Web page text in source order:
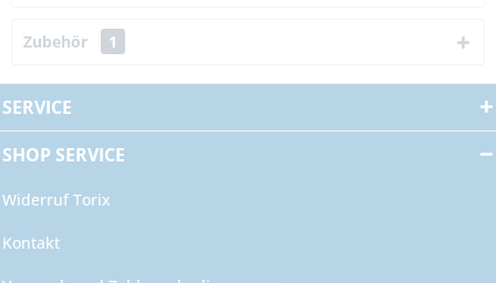
Zubehör 1
SERVICE
SHOP SERVICE
Widerruf Torix
Kontakt